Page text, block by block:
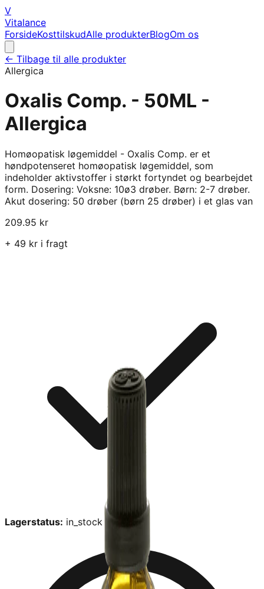
V
Vitalance
ForsideKosttilskudAlle produkterBlogOm os
← Tilbage til alle produkter
Allergica
Oxalis Comp. - 50ML -
Allergica
Homøopatisk løgemiddel - Oxalis Comp. er et
høndpotenseret homøopatisk løgemiddel, som
indeholder aktivstoffer i størkt fortyndet og bearbejdet
form. Dosering: Voksne: 10ø3 drøber. Børn: 2-7 drøber.
Akut dosering: 50 drøber (børn 25 drøber) i et glas van
209.95 kr
+ 49 kr i fragt
Lagerstatus: in_stock